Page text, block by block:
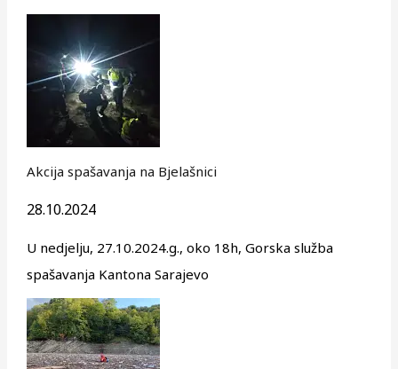
Akcija spašavanja na Bjelašnici
28.10.2024
U nedjelju, 27.10.2024.g., oko 18h, Gorska služba
spašavanja Kantona Sarajevo